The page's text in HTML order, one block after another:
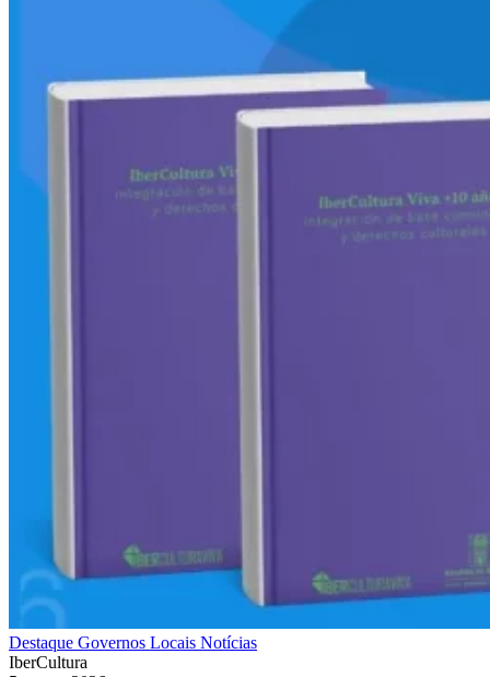
Destaque Governos Locais Notícias
IberCultura